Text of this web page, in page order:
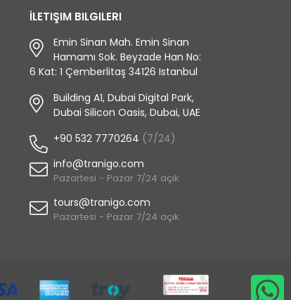
İLETIŞIM BILGILERI
Emin Sinan Mah. Emin Sinan
Hamamı Sok. Beyzade Han No:
6 Kat: 1 Çemberlitaş 34126 Istanbul
Building A1, Dubai Digital Park,
Dubai Silicon Oasis, Dubai, UAE
+90 532 7770264 (7/24)
info@tranigo.com
Pazartesi - Pazar 7/24 açık
tours@tranigo.com
Pazartesi - Pazar 7/24 açık